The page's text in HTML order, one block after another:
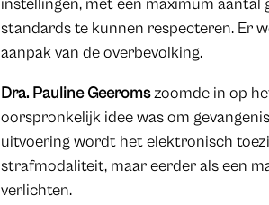
standards te kunnen respecteren. Er
aanpak van de overbevolking.
Dra. Pauline Geeromszoomde in op
oorspronkelijk idee was om
uitvoering wordt het elektronisch
strafmodaliteit, maar eerder als een
verlichten.